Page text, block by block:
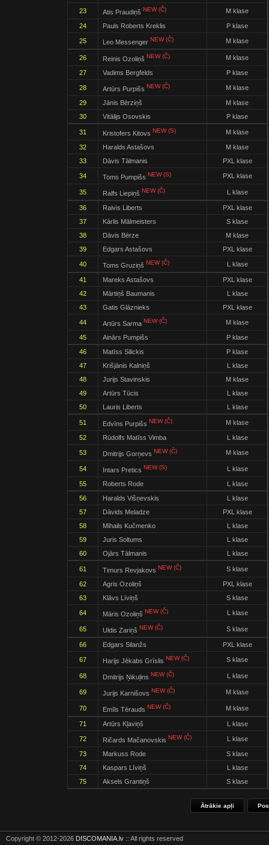
23 Atis Praudiņš NEW (Č) M klase
24 Pauls Roberts Kreklis P klase
25 Leo Messenger NEW (Č) M klase
26 Reinis Ozoliņš NEW (Č) M klase
27 Vadims Bergfelds P klase
28 Artūrs Purpišs NEW (Č) M klase
29 Jānis Bērziņš
M klase
30
Vitālijs Osovskis P klase
31 Kristofers Kitovs NEW (S) M klase
32 Haralds Astašovs
M klase
33
Dāvis Tālmanis PXL klase
34 Toms Pumpišs NEW (S) PXL klase
35 Ralfs Liepiņš NEW (Č) L klase
36 Raivis Liberts
PXL klase
37
Kārlis Mālmeisters
S klase
38
Dāvis Bērze
M klase
39
Edgars Astašovs PXL klase
40 Toms Gruziņš NEW (Č) L klase
41 Mareks Astašovs
PXL klase
42
Mārtiņš Baumanis
L klase
43
Gatis Glāznieks PXL klase
44 Artūrs Sarma NEW (Č) M klase
45 Ainārs Pumpišs
P klase
46
Matīss Silickis
P klase
47
Krišjānis Kalniņš
L klase
48
Jurijs Stavinskis
M klase
49
Artūrs Tūcis
L klase
50
Lauris Liberts L klase
51 Edvīns Purpišs NEW (Č) M klase
52 Rūdolfs Matīss Vimba L klase
53 Dmitrijs Gorņevs NEW (Č) M klase
54 Intars Pretics NEW (S) L klase
55 Roberts Rode
L klase
56
Haralds Višņevskis
L klase
57
Dāvids Meladze
PXL klase
58
Mihails Kučmenko
L klase
59
Juris Soltums
L klase
60
Ojārs Tālmanis L klase
61 Timurs Revjakovs NEW (Č) S klase
62 Agris Ozoliņš
PXL klase
63
Klāvs Līviņš S klase
64 Māris Ozoliņš NEW (Č) L klase
65 Uldis Zariņš NEW (Č) S klase
66 Edgars Silanžs PXL klase
67 Harijs Jēkabs Grīslis NEW (Č) S klase
68 Dmitrijs Ņikuļins NEW (Č) L klase
69 Jurijs Karnišovs NEW (Č) M klase
70 Emīls Tērauds NEW (Č) M klase
71 Artūrs Kļaviņš L klase
72 Ričards Mačanovskis NEW (Č) L klase
73 Markuss Rode
S klase
74
Kaspars Līviņš
L klase
75
Aksels Grantiņš S klase
Ātrākie apļi
Copyright © 2012-2026 DISCOMANIA.lv :: All rights reserved